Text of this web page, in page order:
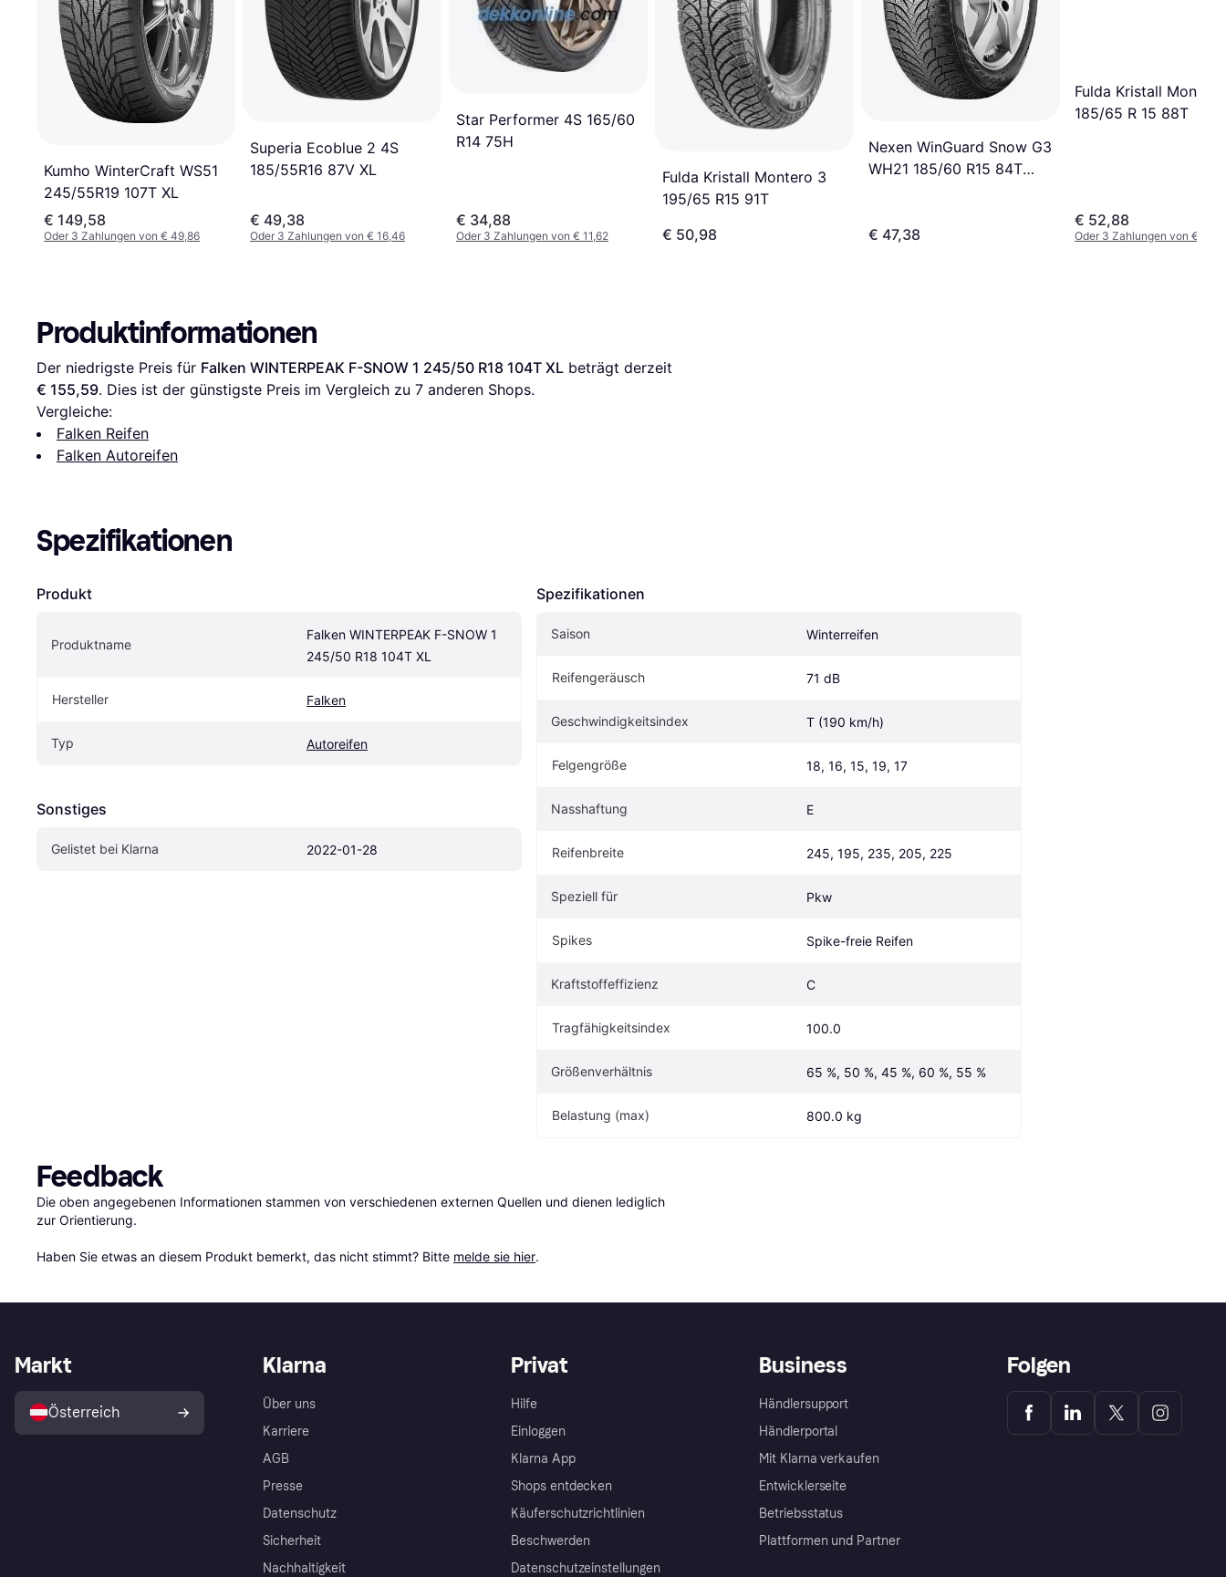
Kumho WinterCraft WS51
245/55R19 107T XL
€ 149,58
Oder 3 Zahlungen von € 49,86
Superia Ecoblue 2 4S
185/55R16 87V XL
€ 49,38
Oder 3 Zahlungen von € 16,46
Star Performer 4S 165/60
R14 75H
€ 34,88
Oder 3 Zahlungen von € 11,62
Fulda Kristall Montero 3
195/65 R15 91T
€ 50,98
Nexen WinGuard Snow G3
WH21 185/60 R15 84T
€ 47,38
Fulda Kristall
185/65 R 15 88T
€ 52,88
Oder 3 Zahlungen von €
Produktinformationen
Der niedrigste Preis für Falken WINTERPEAK F-SNOW 1 245/50 R18 104T XL
€ 155,59. Dies ist der günstigste Preis im Vergleich zu 7 anderen Shops.
Vergleiche:
Falken Reifen
Falken Autoreifen
Spezifikationen
Produkt
Produktname
Falken WINTERPEAK F-SNOW 1
245/50 R18 104T XL
Hersteller Falken
Typ Autoreifen
Sonstiges
Gelistet bei Klarna 2022-01-28
Spezifikationen
Saison Winterreifen
Reifengeräusch 71 dB
Geschwindigkeitsindex T (190 km/h)
Felgengröße 18, 16, 15, 19, 17
Nasshaftung E
Reifenbreite 245, 195, 235, 205, 225
Speziell für Pkw
Spikes Spike-freie Reifen
Kraftstoffeffizienz C
Tragfähigkeitsindex 100.0
Größenverhältnis 65 %, 50 %, 45 %, 60 %, 55 %
Belastung (max) 800.0 kg
Feedback
Die oben angegebenen Informationen stammen von verschiedenen externen Quellen und dienen lediglich
zur Orientierung.
Haben Sie etwas an diesem Produkt bemerkt, das nicht stimmt? Bitte melde sie hier.
Klarna
Über uns
Karriere
AGB
Presse
Datenschutz
Sicherheit
Nachhaltigkeit
Privat
Hilfe
Einloggen
Klarna App
Shops entdecken
Käuferschutzrichtlinien
Beschwerden
Datenschutzeinstellungen
Business
Händlersupport
Händlerportal
Mit Klarna verkaufen
Entwicklerseite
Betriebsstatus
Plattformen und Partner
Markt
Österreich
Folgen